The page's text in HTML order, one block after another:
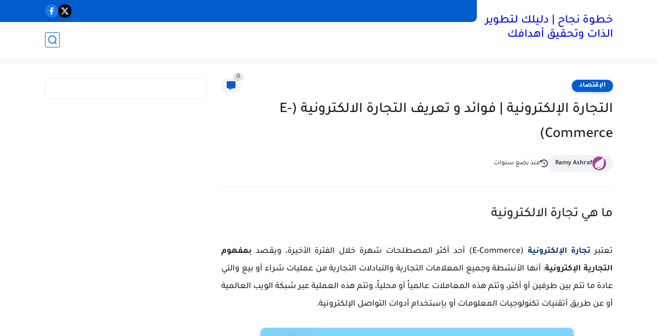
خطوة نجاح | دليلك لتطوير
الذات وتحقيق أهدافك
الإقتصاد
0
التجارة الإلكترونية | فوائد و تعريف التجارة الالكترونية (E-
Commerce)
Ramy Ashraf منذ بضع سنوات
ما هي تجارة الالكترونية
تعتبر تجارة الإلكترونية (E-Commerce) أحد أكثر المصطلحات شهرة خلال الفترة الأخيرة، ويقصد
بمفهوم
التجارية الإكترونية: أنها الأنشطة وجميع المعلامات التجارية والتبادلات التجارية من عمليات شراء أو بيع والتي
عادة ما تتم بين طرفين أو أكثر، وتتم هذه المعاملات عالمياً أو محلياً، وتتم هذه العملية عبر شبكة الويب العالمية
أو عن طريق أتقنيات تكنولوجيات المعلومات أو بإستخدام أدوات التواصل الإلكترونية.